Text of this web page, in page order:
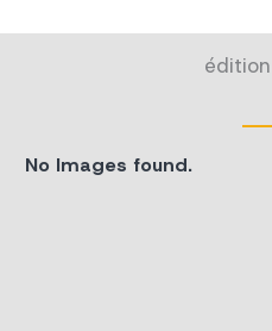
No Images found.